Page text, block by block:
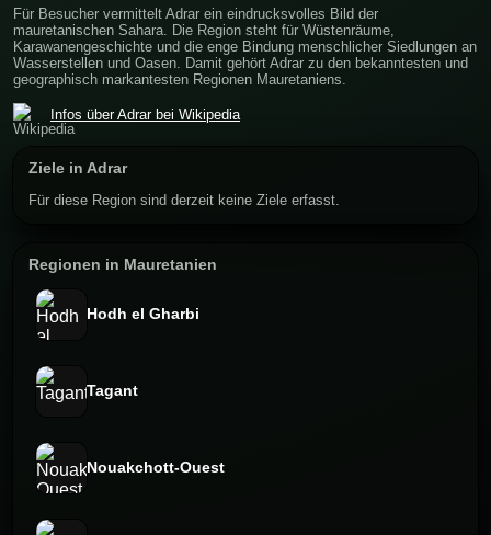
Für Besucher vermittelt Adrar ein eindrucksvolles Bild der
mauretanischen Sahara. Die Region steht für Wüstenräume,
Karawanengeschichte und die enge Bindung menschlicher Siedlungen an
Wasserstellen und Oasen. Damit gehört Adrar zu den bekanntesten und
geographisch markantesten Regionen Mauretaniens.
Infos über Adrar bei Wikipedia
Ziele in Adrar
Für diese Region sind derzeit keine Ziele erfasst.
Regionen in Mauretanien
Hodh el Gharbi
Tagant
Nouakchott-Ouest